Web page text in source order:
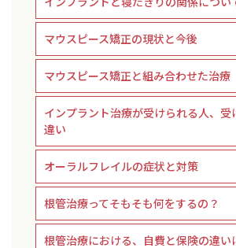
マウスピース矯正の現状と今後
マウスピース矯正と組み合わせた治療
インプラント治療が受けられる人、受
違い
オーラルフレイルの症状と対策
根管治療ってそもそも何をするの？
根管治療における、自費と保険の違い